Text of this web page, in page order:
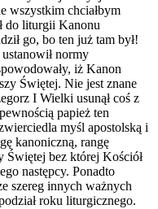
wszystkim chciałbym
do liturgii Kanonu
go, bo ten już tam był!
normy
iż Kanon
Świętej. Nie jest znane
I Wielki usunął coś z
papież ten
myśl apostolską i
kanoniczną, rangę
Świętej bez której Kościół
następcy. Ponadto
szereg innych ważnych
roku liturgicznego.